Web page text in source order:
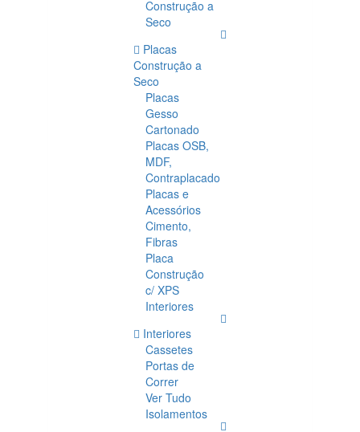
Construção a
Seco
Placas
Construção a
Seco
Placas
Gesso
Cartonado
Placas OSB,
MDF,
Contraplacado
Placas e
Acessórios
Cimento,
Fibras
Placa
Construção
c/ XPS
Interiores
Interiores
Cassetes
Portas de
Correr
Ver Tudo
Isolamentos